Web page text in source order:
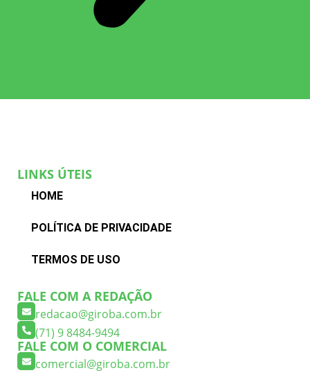
LINKS ÚTEIS
HOME
POLÍTICA DE PRIVACIDADE
TERMOS DE USO
FALE COM A REDAÇÃO
redacao@giroba.com.br
(71) 9 8484-9494
FALE COM O COMERCIAL
comercial@giroba.com.br